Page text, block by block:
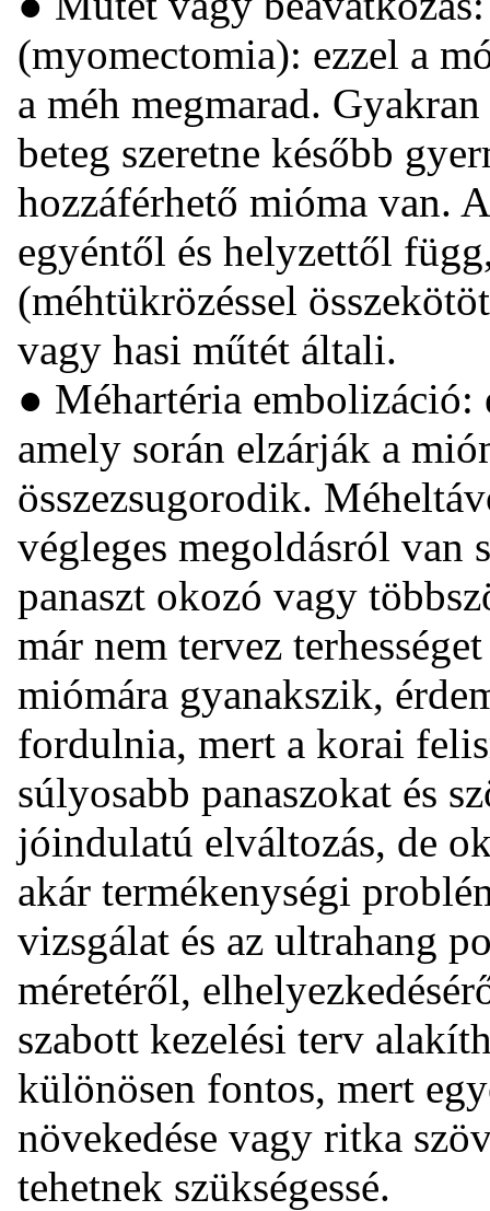
(myomectomia): ezzel a
a méh megmarad.
beteg szeretne később
hozzáférhető mióma van.
egyéntől és helyzettől
(méhtükrözéssel
vagy hasi műtét általi.
● Méhartéria embolizáció:
amely során elzárják a
összezsugorodik.
végleges megoldásról van
panaszt okozó vagy
már nem tervez
miómára gyanakszik,
fordulnia, mert a korai
súlyosabb panaszokat és
jóindulatú elváltozás, de
akár termékenységi
vizsgálat és az ultrahang
méretéről,
szabott kezelési terv
különösen fontos, mert
növekedése vagy ritka
tehetnek szükségessé.